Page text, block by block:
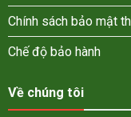
Chính sách bảo mật
Chế độ bảo hành
Về chúng tôi